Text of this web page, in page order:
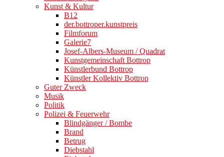
Kunst & Kultur
B12
der.bottroper.kunstpreis
Filmforum
Galerie7
Josef-Albers-Museum / Quadrat
Kunstgemeinschaft Bottrop
Künstlerbund Bottrop
Künstler Kollektiv Bottrop
Guter Zweck
Musik
Politik
Polizei & Feuerwehr
Blindgänger / Bombe
Brand
Betrug
Diebstahl